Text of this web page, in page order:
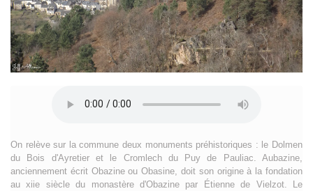
On relève sur la commune deux monuments préhistoriques : le Dolmen
du Bois d'Ayretier et le Cromlech du Puy de Pauliac. Aubazine,
anciennement écrit Obazine ou Obasine, doit son origine à la fondation
au xiie siècle du monastère d'Obazine par Étienne de Vielzot. Le